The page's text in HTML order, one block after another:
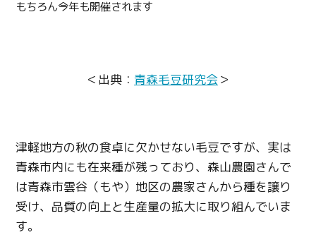
もちろん今年も開催されます
＜出典： 青森毛豆研究会＞
津軽地方の秋の食卓に欠かせない毛豆ですが、実は
青森市内にも在来種が残っており、森山農園さんで
は青森市雲谷（もや）地区の農家さんから種を譲り
受け、品質の向上と生産量の拡大に取り組んでいま
す。